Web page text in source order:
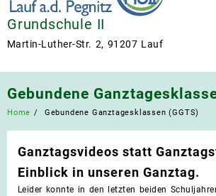
Grundschule II
Martin-Luther-Str. 2, 91207 Lauf
Gebundene
Home Gebundene Ganztagesklassen (GGTS)
Ganztagsvideos statt
Einblick in unseren Ganztag.
Leider konnte in den letzten beiden